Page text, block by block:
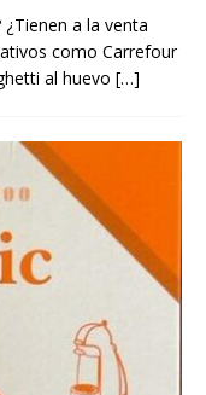
a la venta
como Carrefour
al huevo […]